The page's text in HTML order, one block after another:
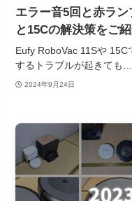
エラー音5回と赤ラ
と15Cの解決策をご
Eufy RoboVac 11Sや 15C
するトラブルが起きても…
2024年9月24日